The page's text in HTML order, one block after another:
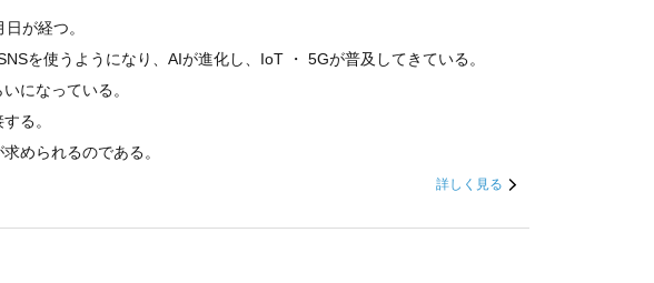
が経つ。
を使うようになり、AIが進化し、IoT ・ 5Gが普及してきている。
になっている。
る。
められるのである。
詳しく見る